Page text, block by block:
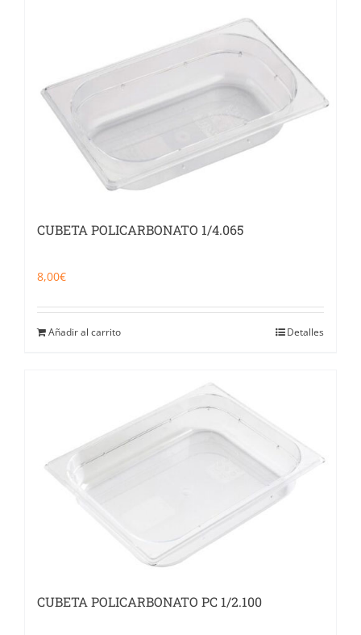
CUBETA POLICARBONATO 1/4.065
8,00€
Añadir al carrito Detalles
CUBETA POLICARBONATO PC 1/2.100